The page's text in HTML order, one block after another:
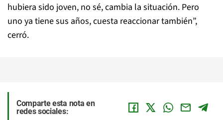
hubiera sido joven, no sé, cambia la situación. Pero
uno ya tiene sus años, cuesta reaccionar también”,
cerró.
Comparte esta nota en
redes sociales: